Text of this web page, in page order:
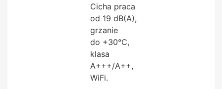
Cicha praca
od 19 dB(A),
grzanie
do +30°C,
klasa
A+++/A++,
WiFi.